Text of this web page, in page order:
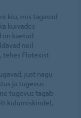
kiu, mis tagavad
kuivades
on kaetud
neil
tehes Flotexist
just nagu
ja tugevus
tugevus tagab
kulumiskindel,